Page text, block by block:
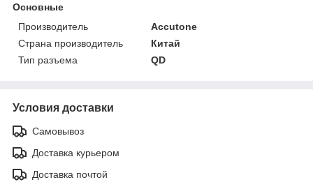
Основные
Производитель
Accutone
Страна производитель
Китай
Тип разъема
QD
Условия доставки
Самовывоз
Доставка курьером
Доставка почтой